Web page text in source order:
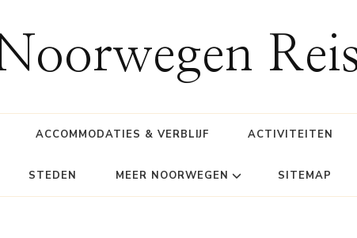
ACCOMMODATIES & VERBLIJF ACTIVITEITEN
STEDEN MEER NOORWEGEN SITEMAP